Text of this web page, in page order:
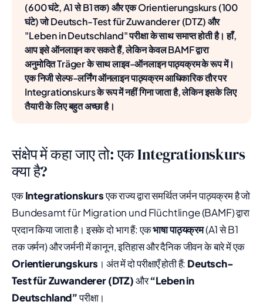
(600 घंटे, A1 से B1 तक) और एक Orientierungskurs (100
घंटे) जो Deutsch-Test für Zuwanderer (DTZ) और
"Leben in Deutschland" परीक्षा के साथ समाप्त होती है। हाँ,
आप इसे ऑनलाइन कर सकते हैं, लेकिन केवल BAMF द्वारा
अनुमोदित Träger के साथ लाइव-ऑनलाइन पाठ्यक्रम के रूप में।
एक निजी सेल्फ-लर्निंग ऑनलाइन पाठ्यक्रम आधिकारिक तौर पर
Integrationskurs के रूप में नहीं गिना जाता है, लेकिन इसके लिए
तैयारी के लिए बहुत अच्छा है।
संक्षेप में कहा जाए तो: एक Integrationskurs
क्या है?
एकIntegrationskursएक राज्य द्वारा समर्थित जर्मन पाठ्यक्रम है जो
Bundesamt für Migration und Flüchtlinge (BAMF) द्वारा
प्रदान किया जाता है। इसके दो भाग हैं: एकभाषा पाठ्यक्रम(A1 से B1
तक जर्मन) और जर्मनी में कानून, इतिहास और दैनिक जीवन के बारे में एक
Orientierungskurs । अंत में दो परीक्षाएँ होती हैं: Deutsch-
Test für Zuwanderer (DTZ)और“Leben in
Deutschland”परीक्षा।